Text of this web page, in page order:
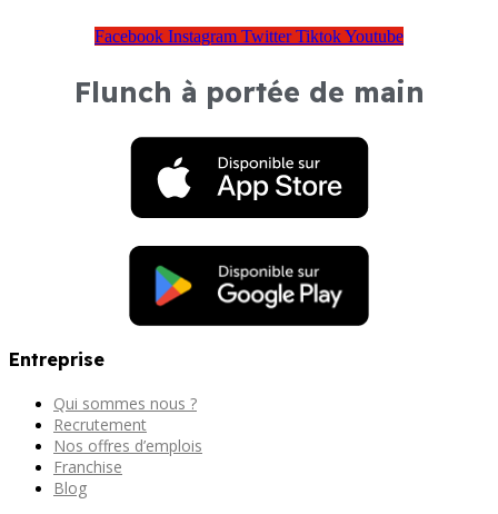
Facebook Instagram Twitter TiktokYoutube
Flunch à portée de main
Entreprise
Qui sommes nous ?
Recrutement
Nos offres d’emplois
Franchise
Blog